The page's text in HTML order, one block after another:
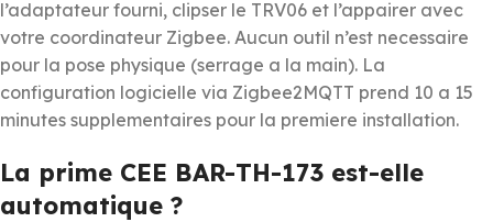
l’adaptateur fourni, clipser le TRV06 et l’appairer avec
votre coordinateur Zigbee. Aucun outil n’est necessaire
pour la pose physique (serrage a la main). La
configuration logicielle via Zigbee2MQTT prend 10 a 15
minutes supplementaires pour la premiere installation.
La prime CEE BAR-TH-173 est-elle
automatique ?